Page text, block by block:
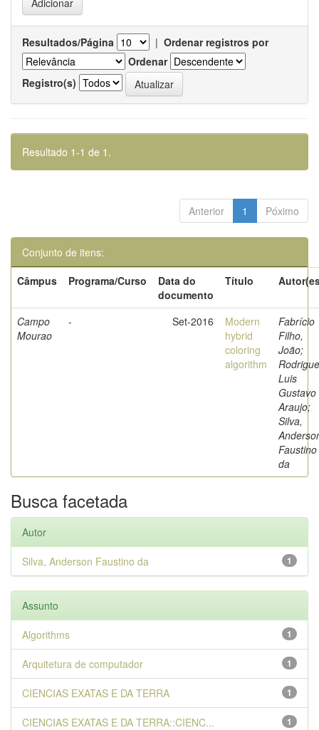
Resultados/Página | Ordenar registros por
Ordenar
Registro(s)
Resultado 1-1 de 1.
Anterior 1 Póximo
Conjunto de itens:
Câmpus
Programa/Curso
Data do
documento
Título
Campo
Mourao
- Set-2016
Modern
hybrid
coloring
algorithm
Fabrício
Filho,
João;
Luis
Gustavo
Araujo;
Silva,
Faustino
da
Busca facetada
Autor
1
Silva, Anderson Faustino da
Assunto
1
Algorithms
1
Arquitetura de computador
1
CIENCIAS EXATAS E DA TERRA
1
CIENCIAS EXATAS E DA TERRA::CIENC...